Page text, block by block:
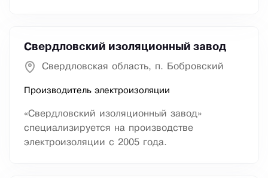
Свердловский изоляционный завод
Свердловская область, п. Бобровский
Производитель электроизоляции
«Свердловский изоляционный завод»
специализируется на производстве
электроизоляции с 2005 года.